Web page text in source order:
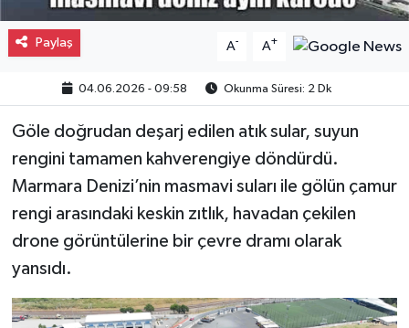
Paylaş A- A+
04.06.2026 - 09:58 Okunma Süresi: 2 Dk
Göle doğrudan deşarj edilen atık sular, suyun
rengini tamamen kahverengiye döndürdü.
Marmara Denizi’nin masmavi suları ile gölün çamur
rengi arasındaki keskin zıtlık, havadan çekilen
drone görüntülerine bir çevre dramı olarak
yansıdı.